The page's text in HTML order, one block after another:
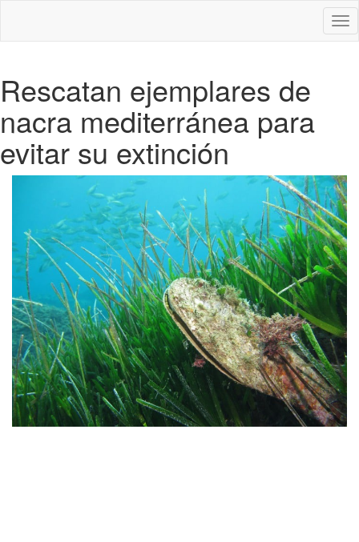
Rescatan ejemplares de
nacra mediterránea para
evitar su extinción